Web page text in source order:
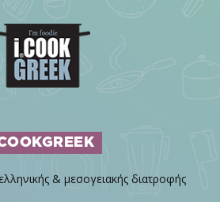
& μεσογειακής διατροφής